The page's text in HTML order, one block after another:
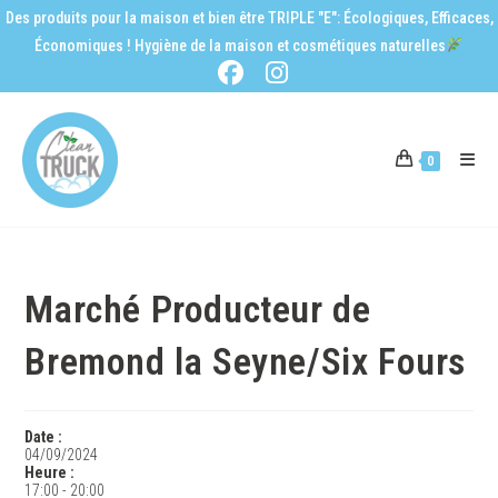
Des produits pour la maison et bien être TRIPLE "E": Écologiques, Efficaces,
Économiques ! Hygiène de la maison et cosmétiques naturelles
0
Marché Producteur de
Bremond la Seyne/Six Fours
Date :
04/09/2024
Heure :
17:00 - 20:00